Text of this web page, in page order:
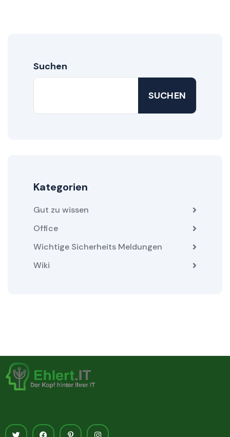
Suchen
SUCHEN
Kategorien
Gut zu wissen
Office
Wichtige Sicherheits Meldungen
Wiki